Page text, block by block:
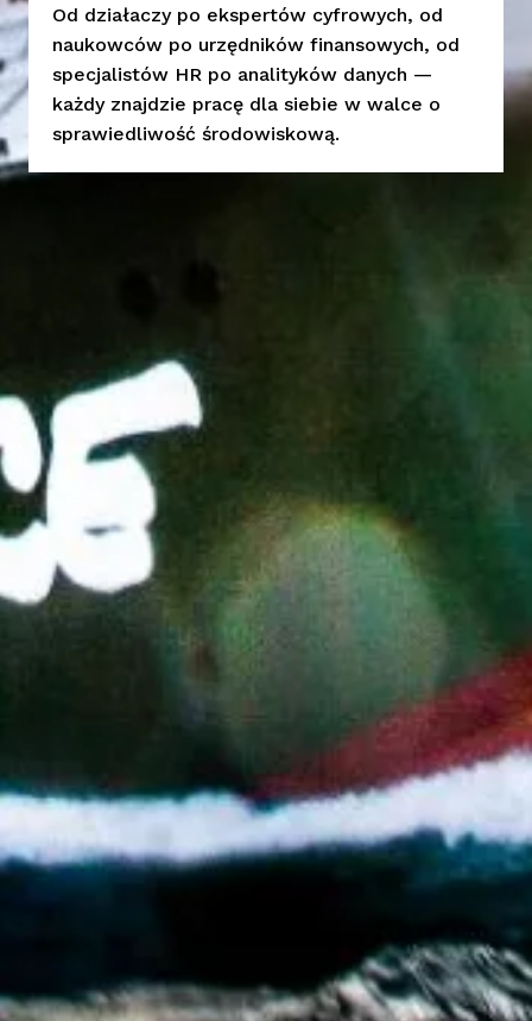
Od działaczy po ekspertów cyfrowych, od
naukowców po urzędników finansowych, od
specjalistów HR po analityków danych —
każdy znajdzie pracę dla siebie w walce o
sprawiedliwość środowiskową.